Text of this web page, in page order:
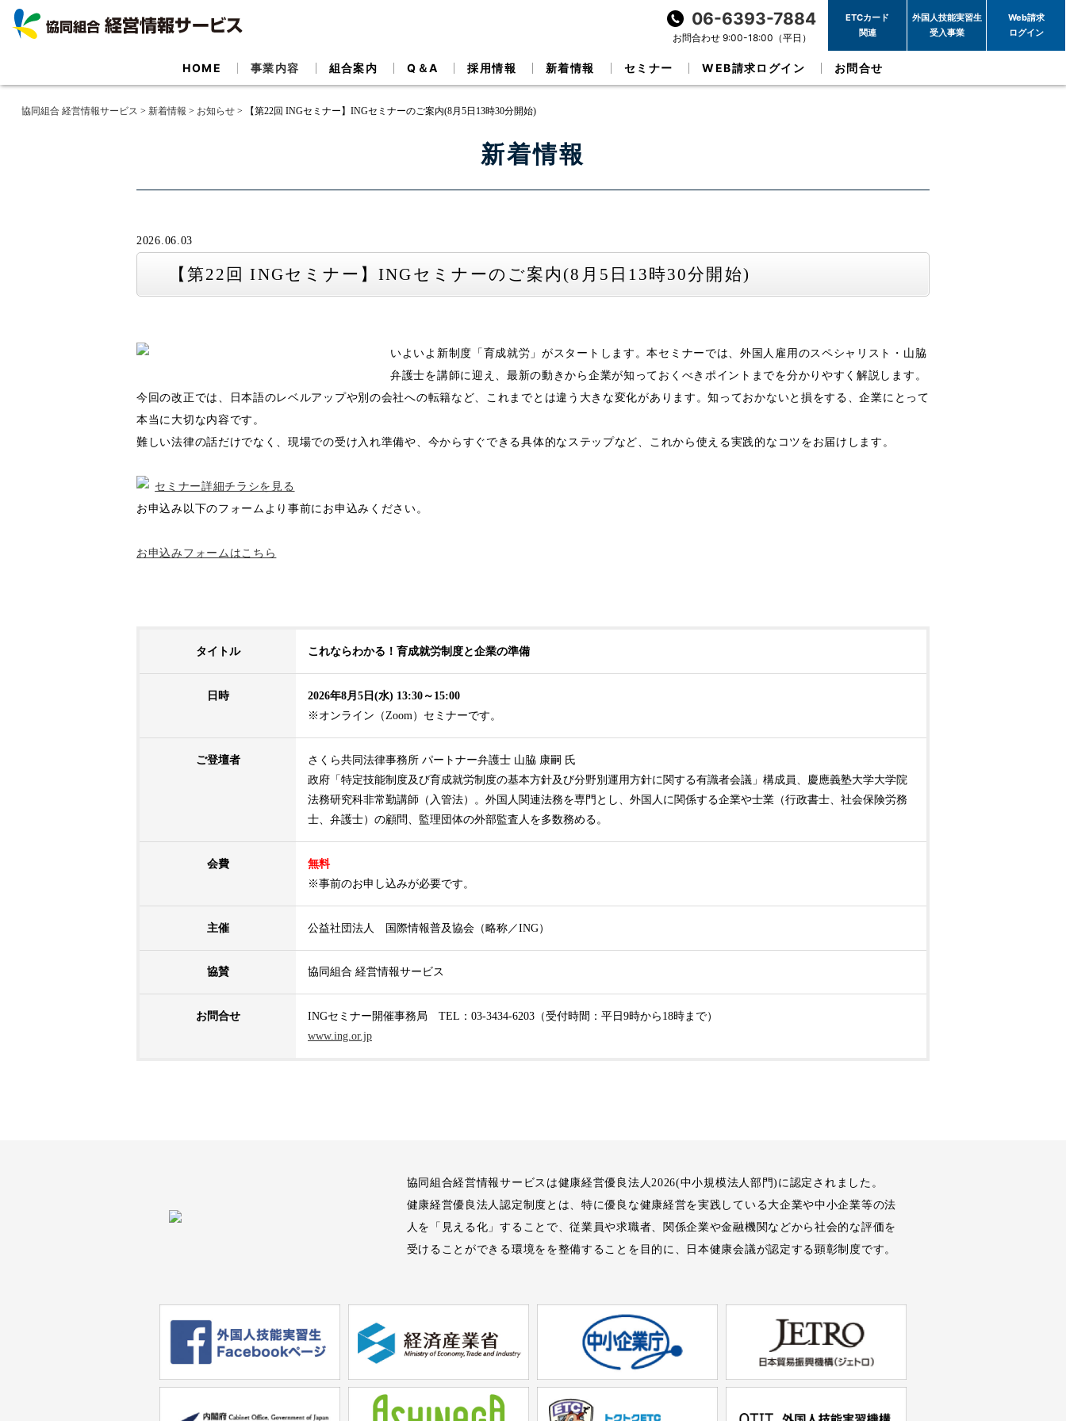
06-6393-7884
お問合わせ 9:00-18:00（平日）
ETCカード
関連
外国人技能実習生
受入事業
Web請求
ログイン
HOME 事業内容 組合案内 Q＆A 採用情報 新着情報 セミナー WEB請求ログイン お問合せ
協同組合 経営情報サービス > 新着情報 > お知らせ> 【第22回 INGセミナー】INGセミナーのご案内(8月5日13時30分開始)
新着情報
2026.06.03
【第22回 INGセミナー】INGセミナーのご案内(8月5日13時30分開始)
いよいよ新制度「育成就労」がスタートします。本セミナーでは、外国人雇用のスペシャリスト・山脇
弁護士を講師に迎え、最新の動きから企業が知っておくべきポイントまでを分かりやすく解説します。
今回の改正では、日本語のレベルアップや別の会社への転籍など、これまでとは違う大きな変化があります。知っておかないと損をする、企業にとって
本当に大切な内容です。
難しい法律の話だけでなく、現場での受け入れ準備や、今からすぐできる具体的なステップなど、これから使える実践的なコツをお届けします。
セミナー詳細チラシを見る
お申込み以下のフォームより事前にお申込みください。
お申込みフォームはこちら
タイトル これならわかる！育成就労制度と企業の準備
日時
2026年8月5日(水) 13:30～15:00
※オンライン（Zoom）セミナーです。
ご登壇者
さくら共同法律事務所 パートナー弁護士 山脇 康嗣 氏
政府「特定技能制度及び育成就労制度の基本方針及び分野別運用方針に関する有識者会議」構成員、慶應義塾大学大学院
法務研究科非常勤講師（入管法）。外国人関連法務を専門とし、外国人に関係する企業や士業（行政書士、社会保険労務
士、弁護士）の顧問、監理団体の外部監査人を多数務める。
会費
無料
※事前のお申し込みが必要です。
主催 公益社団法人 国際情報普及協会（略称／ING）
協賛 協同組合 経営情報サービス
お問合せ
INGセミナー開催事務局 TEL：03-3434-6203（受付時間：平日9時から18時まで）
www.ing.or.jp
協同組合経営情報サービスは健康経営優良法人2026(中小規模法人部門)に認定されました。
健康経営優良法人認定制度とは、特に優良な健康経営を実践している大企業や中小企業等の法
人を「見える化」することで、従業員や求職者、関係企業や金融機関などから社会的な評価を
受けることができる環境をを整備することを目的に、日本健康会議が認定する顕彰制度です。